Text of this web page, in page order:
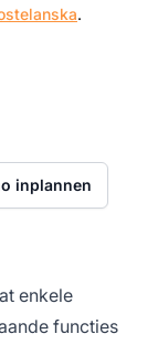
.
inplannen
enkele
functies